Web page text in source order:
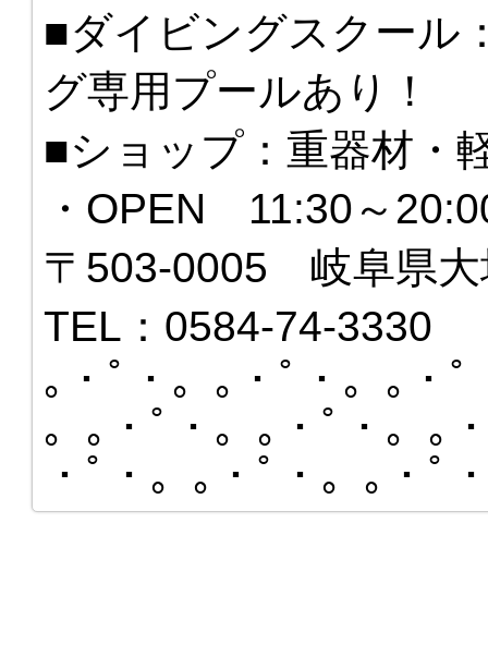
■ダイビングスクール
グ専用プールあり！
■ショップ：重器材・
・OPEN 11:30～
〒503-0005 岐阜県大
TEL：0584-74-3330
｡・ﾟ・。｡・ﾟ・。｡・
。｡・ﾟ・。｡・ﾟ・。｡
・ﾟ・。｡・ﾟ・。｡・ﾟ